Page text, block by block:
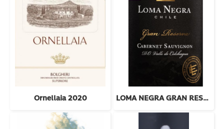
Ornellaia 2020 LOMA NEGRA GRAN RESERVA CAB SAUV 2022